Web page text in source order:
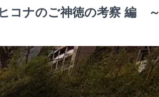
ナのご神徳の考察 編 ～